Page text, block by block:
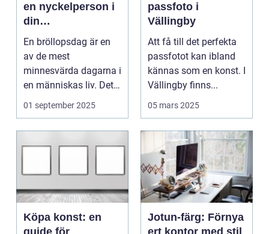
en nyckelperson i
din
bröllopsberättelse
En bröllopsdag är en
av de mest
minnesvärda dagarna i
en människas liv. Det
&aum...
01 september 2025
passfoto i
Vällingby
Att få till det perfekta
passfotot kan ibland
kännas som en konst. I
Vällingby finns...
05 mars 2025
Köpa konst: en
Jotun-färg: Förnya